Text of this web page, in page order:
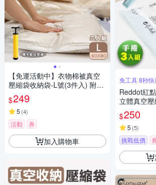
【免運活動中】衣物棉被真空
壓縮袋收納袋-L號(3件入) 附手
動式泵浦
$249
5 (4)
活動 券
加入購物車
免工具 8秒
Reddot紅
立體真空
組)
$250
5 (5)
挑戰低價